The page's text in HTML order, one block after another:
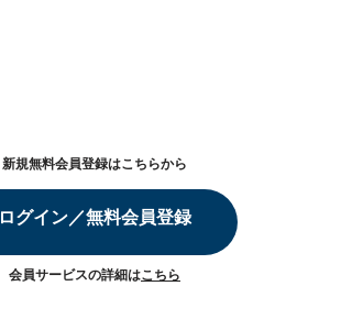
新規無料会員登録はこちらから
ログイン／無料会員登録
会員サービスの詳細はこちら